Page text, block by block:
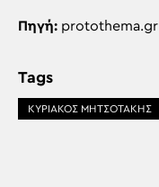
Πηγή: protothema.gr
Tags
ΚΥΡΙΑΚΟΣ ΜΗΤΣΟΤΑΚΗΣ